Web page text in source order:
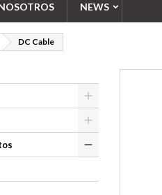
NEWS
DC Cable